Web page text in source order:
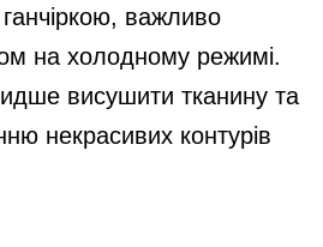
важливо
на холодному режимі.
висушити тканину та
некрасивих контурів